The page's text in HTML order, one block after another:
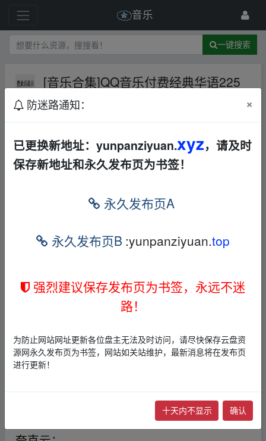
音乐
一键搜索
[音乐合集]QQ音乐付费经典华语225
首MP3格式
网盘 华语
fr_om w、ww.y un﹏pan▂zi‥yu an.xy▁z
fr_om w、ww.y un﹏pan▂zi‥yu an.xy▁z
fr_om w、ww.y un﹏pan▂zi‥yu an.xy▁z
本帖含有隐藏内容，请您 回复 后查看
阿里云：
防迷路通知： ×
已更换新地址：yunpanziyuan.xyz，请及时
保存新地址和永久发布页为书签！
永久发布页A
永久发布页B :yunpanziyuan.top
强烈建议保存发布页为书签，永远不迷
路！
为防止网站网址更新各位盘主无法及时访问，请尽快保存云盘资
源网永久发布页为书签，网站如关站维护，最新消息将在发布页
进行更新！
十天内不显示 确认